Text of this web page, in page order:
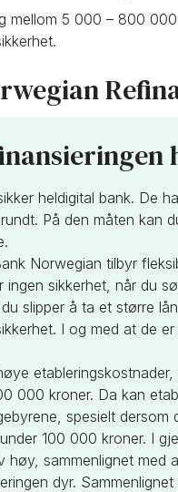
mellom 5 000 – 800
heldigital bank. De
På den måten kan
Norwegian tilbyr
ingen sikkerhet, når du
slipper å ta et større
I og med at de
000 kroner. Da kan
spesielt dersom
100 000 kroner. I
høy, sammenlignet
dyr.